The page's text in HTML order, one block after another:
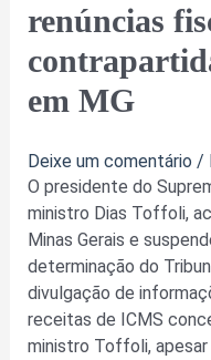
renúncias
em MG
Deixe um comentário /
O presidente do
ministro Dias Toffoli,
Minas Gerais e
determinação do
divulgação de
receitas de ICMS
ministro Toffoli,
divulgação
de
dados
de
renúncias
e
contrapartidas
de
empresas
em
MG